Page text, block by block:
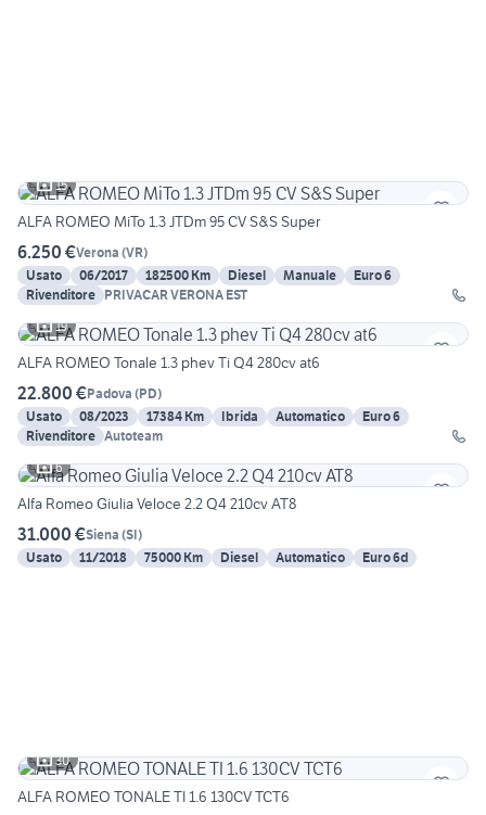
15
ALFA ROMEO MiTo 1.3 JTDm 95 CV S&S Super
6.250 €Verona (VR)
Usato
06/2017 182500 Km Diesel Manuale
Euro 6
Rivenditore PRIVACAR VERONA EST
19
ALFA ROMEO Tonale 1.3 phev Ti Q4 280cv at6
22.800 €Padova (PD)
Usato
08/2023 17384 Km Ibrida Automatico
Euro 6
Rivenditore Autoteam
6
Alfa Romeo Giulia Veloce 2.2 Q4 210cv AT8
31.000 €Siena (SI)
Usato
11/2018 75000 Km Diesel Automatico Euro 6d
30
ALFA ROMEO TONALE TI 1.6 130CV TCT6